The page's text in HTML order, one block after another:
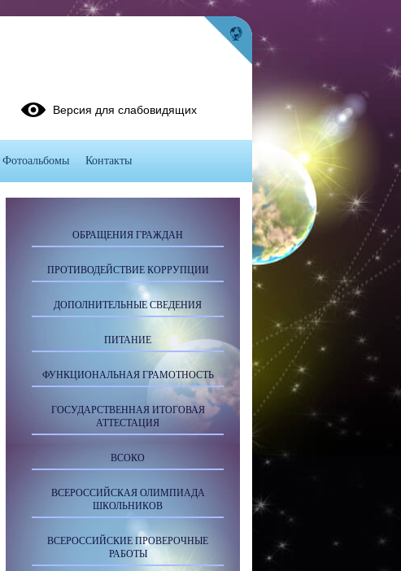
ОБРАЩЕНИЯ ГРАЖДАН
ПРОТИВОДЕЙСТВИЕ КОРРУПЦИИ
ДОПОЛНИТЕЛЬНЫЕ СВЕДЕНИЯ
ПИТАНИЕ
ФУНКЦИОНАЛЬНАЯ ГРАМОТНОСТЬ
ГОСУДАРСТВЕННАЯ ИТОГОВАЯ
АТТЕСТАЦИЯ
ВСОКО
ВСЕРОССИЙСКАЯ ОЛИМПИАДА
ШКОЛЬНИКОВ
ВСЕРОССИЙСКИЕ ПРОВЕРОЧНЫЕ
РАБОТЫ
Версия для слабовидящих
Фотоальбомы Контакты